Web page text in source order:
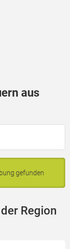
aus
gefunden
Region